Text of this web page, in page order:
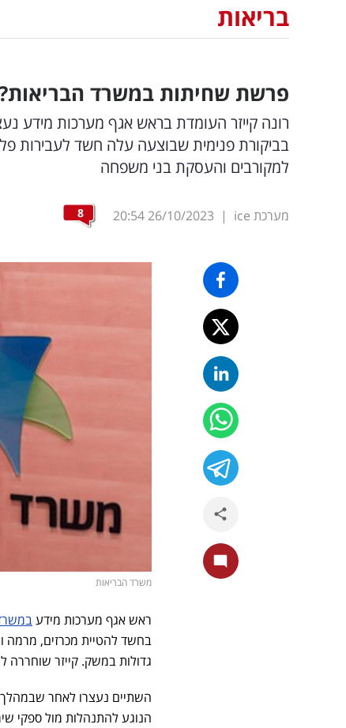
בריאות
פרשת שחיתות במשרד
רונה קייזר העומדת בראש אגף מערכות מידע
בביקורת פנימית שבוצעה עלה חשד לעבירות
למקורבים והעסקת בני משפחה
מערכת ice |
26/10/2023
20:54
8
משרד הבריאות
ראש אגף מערכות מידע
בחשד להטיית מכרזים, מרמה
גדולות במשק. קייזר שוחררה למעצר בית ל-10 ימים ומעצרה של
השתיים נעצרו לאחר שבמהלך
הנוגע להתנהלות מול ספקי